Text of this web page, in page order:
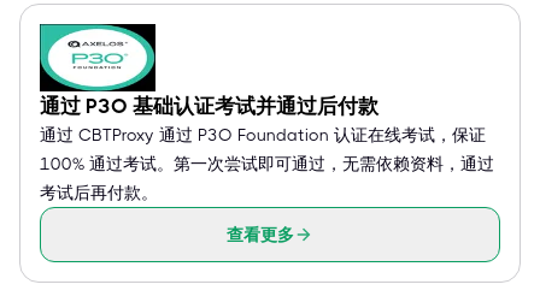
通过 P3O 基础认证考试并通过后付款
通过 CBTProxy 通过 P3O Foundation 认证在线考试，保证
100% 通过考试。第一次尝试即可通过，无需依赖资料，通过
考试后再付款。
查看更多